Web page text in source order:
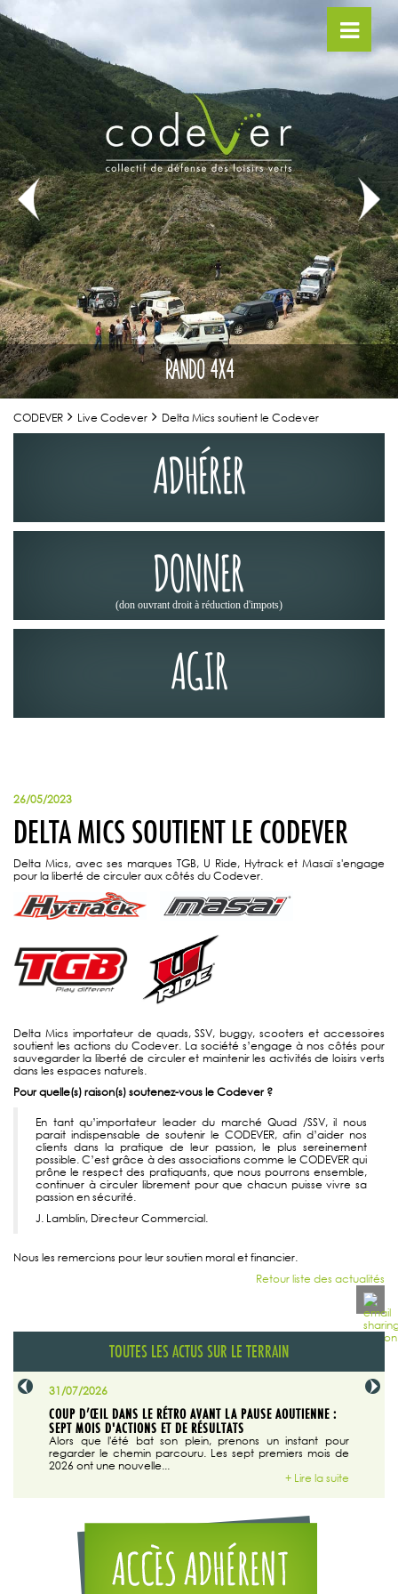
RANDO 4X4
CODEVER Live Codever Delta Mics soutient le Codever
ADHÉRER
DONNER
(don ouvrant droit à réduction d'impots)
AGIR
26/05/2023
DELTA MICS SOUTIENT LE CODEVER
Delta Mics, avec ses marques TGB, U Ride, Hytrack et Masaï s'engage
pour la liberté de circuler aux côtés du Codever.
Delta Mics importateur de quads, SSV, buggy, scooters et accessoires
soutient les actions du Codever. La société s’engage à nos côtés pour
sauvegarder la liberté de circuler et maintenir les activités de loisirs verts
dans les espaces naturels.
Pour quelle(s) raison(s) soutenez-vous le Codever ?
En tant qu’importateur leader du marché Quad /SSV, il nous
parait indispensable de soutenir le CODEVER, afin d’aider nos
clients dans la pratique de leur passion, le plus sereinement
possible. C’est grâce à des associations comme le CODEVER qui
prône le respect des pratiquants, que nous pourrons ensemble,
continuer à circuler librement pour que chacun puisse vivre sa
passion en sécurité.
J. Lamblin, Directeur Commercial.
Nous les remercions pour leur soutien moral et financier.
Retour liste des actualités
TOUTES LES ACTUS SUR LE TERRAIN
31/07/2026
COUP D’ŒIL DANS LE RÉTRO AVANT LA PAUSE AOUTIENNE :
SEPT MOIS D'ACTIONS ET DE RÉSULTATS
Alors que l'été bat son plein, prenons un instant pour
regarder le chemin parcouru. Les sept premiers mois de
2026 ont une nouvelle...
+ Lire la suite
29/07/